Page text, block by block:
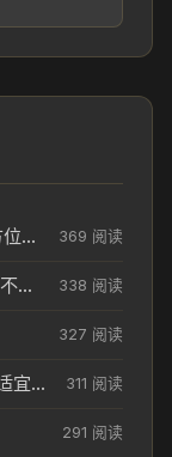
2026年04月11日老黄历财神方位_财神方位与供奉讲究 369 阅读
今天2026年04月18日领取结婚证老黄历不适合吗_领证日期参考 338 阅读
327 阅读
今日2026年04月11日入住新居老黄历不适宜吗_搬家择日参考 311 阅读
291 阅读